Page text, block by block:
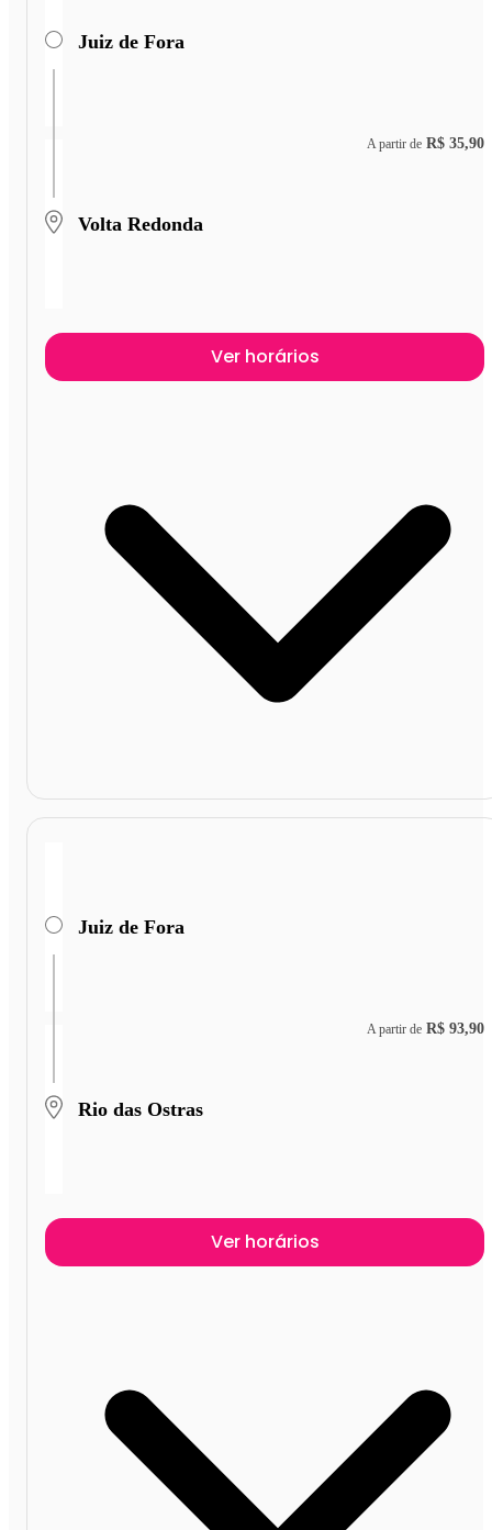
Juiz de Fora
Volta Redonda
A partir de R$ 35,90
Ver horários
Juiz de Fora
Rio das Ostras
A partir de R$ 93,90
Ver horários